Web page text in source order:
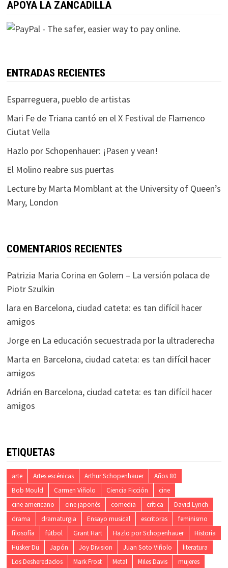
APOYA LA ZANCADILLA
ENTRADAS RECIENTES
Esparreguera, pueblo de artistas
Mari Fe de Triana cantó en el X Festival de Flamenco
Ciutat Vella
Hazlo por Schopenhauer: ¡Pasen y vean!
El Molino reabre sus puertas
Lecture by Marta Momblant at the University of Queen’s
Mary, London
COMENTARIOS RECIENTES
Patrizia Maria Corina en Golem – La versión polaca de
Piotr Szulkin
lara en Barcelona, ciudad cateta: es tan difícil hacer
amigos
Jorgeen La educación secuestrada por la ultraderecha
Marta en Barcelona, ciudad cateta: es tan difícil hacer
amigos
Adrián en Barcelona, ciudad cateta: es tan difícil hacer
amigos
ETIQUETAS
arte Artes escénicas Arthur Schopenhauer
Años 80
Bob Mould
Carmen Viñolo Ciencia Ficción
cine
cine americano
cine japonés comedia crítica
David Lynch
drama
dramaturgia Ensayo musical escritoras
feminismo
filosofía
fútbol Grant Hart Hazlo por Schopenhauer
Historia
Hüsker Dü
Japón Joy Division Juan Soto Viñolo
literatura
Los Desheredados
Mark Frost Metal Miles Davis mujeres